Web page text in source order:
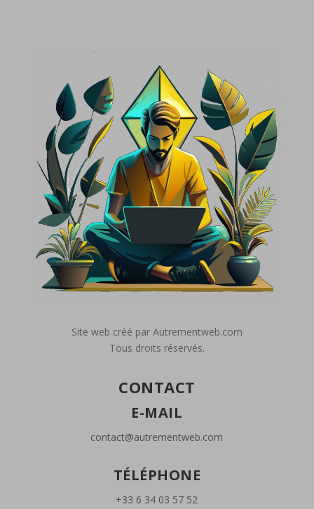
Site web créé par Autrementweb.com
Tous droits réservés.
CONTACT
E-MAIL
contact@autrementweb.com
TÉLÉPHONE
+33 6 34 03 57 52